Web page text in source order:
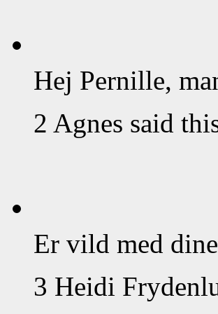
Hej Pernille,
2 Agnes said
Er vild med
3 Heidi